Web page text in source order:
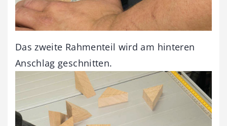
Das zweite Rahmenteil wird am hinteren
Anschlag geschnitten.